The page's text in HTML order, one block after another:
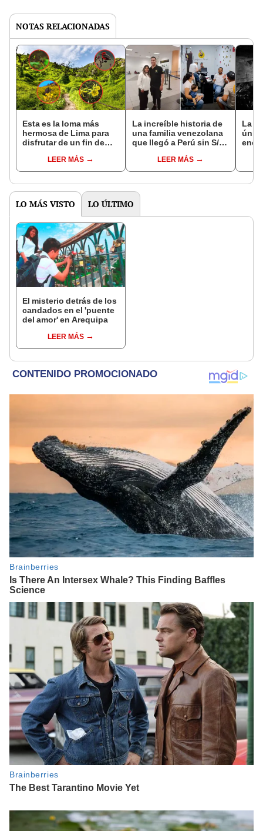
NOTAS RELACIONADAS
Esta es la loma más
hermosa de Lima para
disfrutar de un fin de
visitarla cuesta S/15
LEER MÁS
La increíble historia de
una familia venezolana
que llegó a Perú sin S/1
agencia de viajes en
MIRAFLORES
LEER MÁS
La
LO MÁS VISTO LO ÚLTIMO
El misterio detrás de los
candados en el 'puente
del amor' en Arequipa
LEER MÁS